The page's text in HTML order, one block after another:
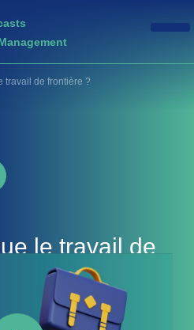
travail de frontière ?
le travail de
?